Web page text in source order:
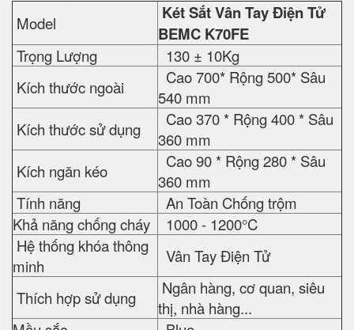
Model
Két Sắt Vân Tay Điện Tử
BEMC K70FE
Trọng Lượng
130 ± 10Kg
Kích thước ngoài
Cao 700* Rộng 500* Sâu
540 mm
Kích thước sử dụng
Cao 370 * Rộng 400 * Sâu
360 mm
Kích ngăn kéo
Cao 90 * Rộng 280 * Sâu
360 mm
Tính năng
An Toàn Chống trộm
Khả năng chống cháy
1000 - 1200°C
Hệ thống khóa thông
minh
Vân Tay Điện Tử
Thích hợp sử dụng
Ngân hàng, cơ quan, siêu
thị, nhà hàng...